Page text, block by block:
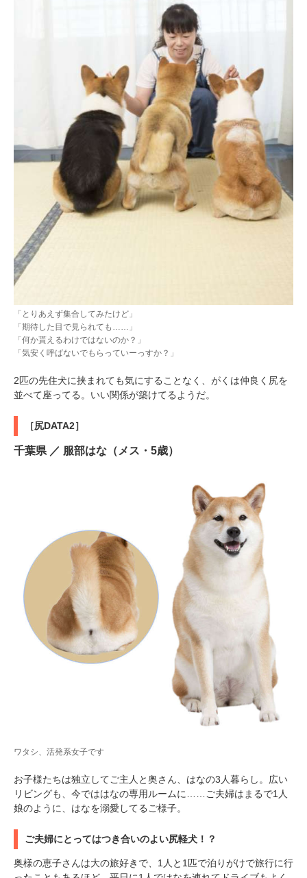
「とりあえず集合してみたけど」
「期待した目で見られても……」
「何か貰えるわけではないのか？」
「気安く呼ばないでもらっていーっすか？」
2匹の先住犬に挟まれても気にすることなく、がくは仲良く尻を
並べて座ってる。いい関係が築けてるようだ。
［尻DATA2］
千葉県 ／ 服部はな（メス・5歳）
ワタシ、活発系女子です
お子様たちは独立してご主人と奥さん、はなの3人暮らし。広い
リビングも、今でははなの専用ルームに……ご夫婦はまるで1人
娘のように、はなを溺愛してるご様子。
ご夫婦にとってはつき合いのよい尻軽犬！？
奥様の恵子さんは大の旅好きで、1人と1匹で泊りがけで旅行に行
アプリで開く